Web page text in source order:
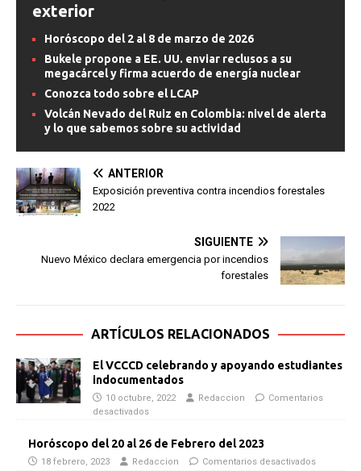
exterior
Horóscopo del 2 al 8 de marzo de 2026
Bukele propone a EE. UU. enviar reclusos a su
megacárcel y firma acuerdo de energía nuclear
Conozca todo sobre el LCAP
Volcán Nevado del Ruiz en Colombia: nivel de alerta
y lo que sabemos sobre su actividad
ANTERIOR
Exposición preventiva contra incendios forestales
2022
SIGUIENTE
Nuevo México declara emergencia por incendios
forestales
ARTÍCULOS RELACIONADOS
El VCCCD celebrando y apoyando estudiantes
indocumentados
10 octubre, 2022 Redaccion
Comentarios
desactivados
Horóscopo del 20 al 26 de Febrero del 2023
18 febrero, 2023 Redaccion Comentarios desactivados